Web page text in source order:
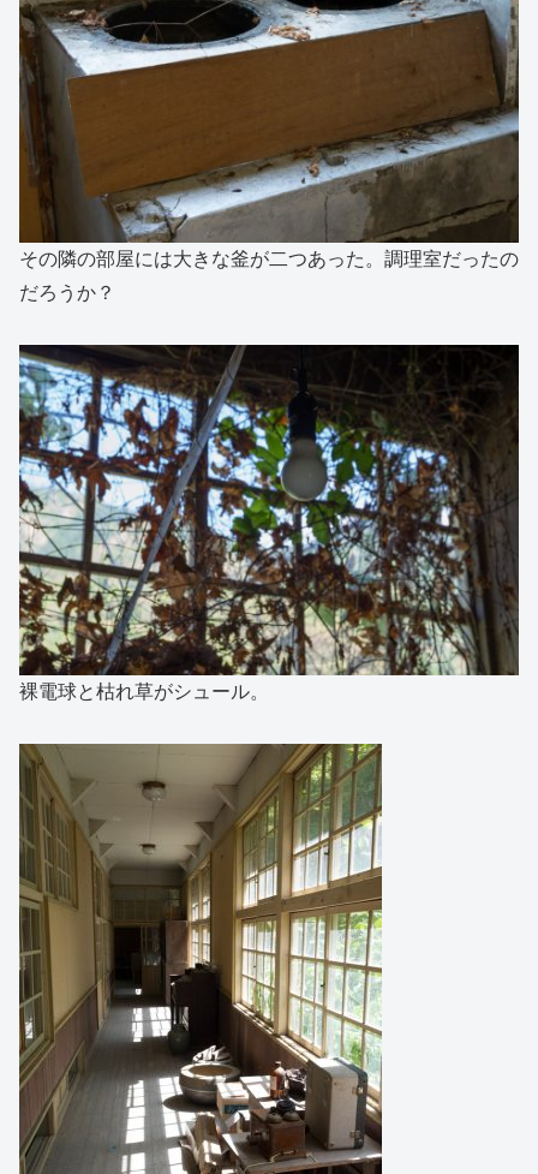
その隣の部屋には大きな釜が二つあった。調理室だったの
だろうか？
裸電球と枯れ草がシュール。